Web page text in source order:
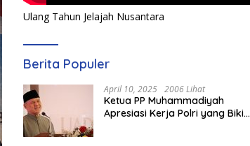
Ulang Tahun Jelajah Nusantara
Berita Populer
April 10, 2025 2006 Lihat
Ketua PP Muhammadiyah
Apresiasi Kerja Polri yang Bikin